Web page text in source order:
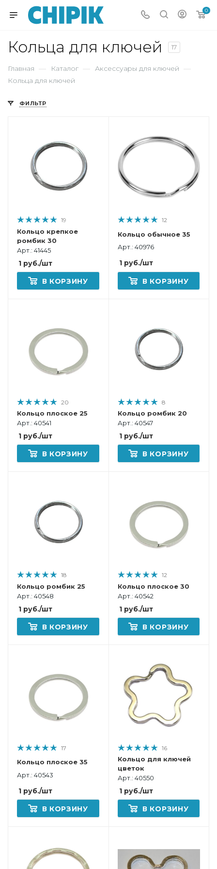
0
Кольца для ключей 17
Главная — Каталог — Аксессуары для ключей —
Кольца для ключей
ФИЛЬТР
19
Кольцо крепкое
ромбик 30
Арт.: 41445
1 руб./шт
В КОРЗИНУ
12
Кольцо обычное 35
Арт.: 40976
1руб./шт
В КОРЗИНУ
20
Кольцо плоское 25
Арт.: 40541
1 руб./шт
В КОРЗИНУ
8
Кольцо ромбик 20
Арт.: 40547
1руб./шт
В КОРЗИНУ
18
Кольцо ромбик 25
Арт.: 40548
1 руб./шт
В КОРЗИНУ
12
Кольцо плоское 30
Арт.: 40542
1руб./шт
В КОРЗИНУ
17
Кольцо плоское 35
Арт.: 40543
1 руб./шт
В КОРЗИНУ
16
Кольцо для ключей
цветок
Арт.: 40550
1руб./шт
В КОРЗИНУ